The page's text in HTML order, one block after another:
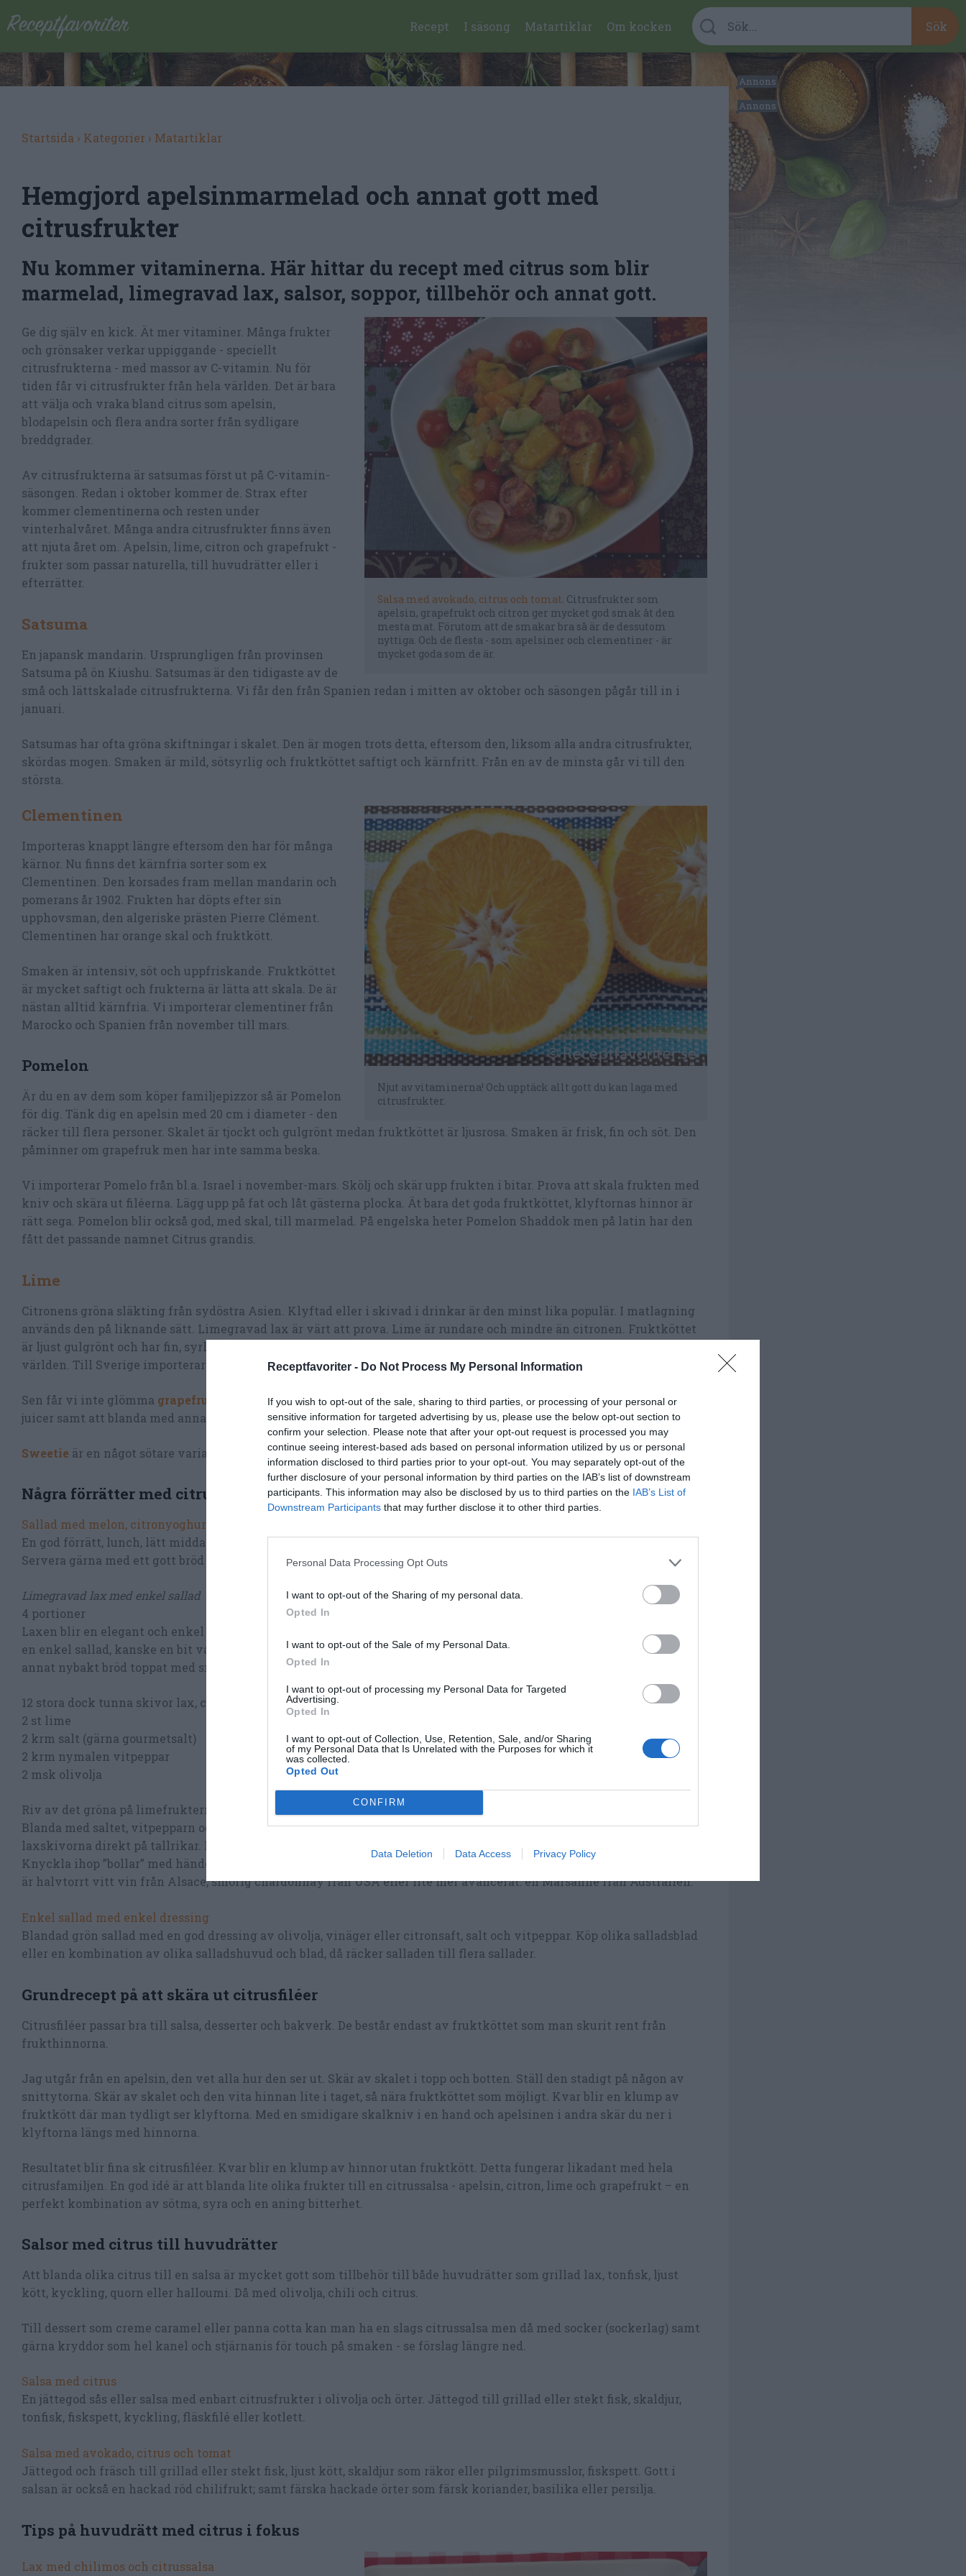
Receptfavoriter - Do Not Process My Personal Information
If you wish to opt-out of the sale, sharing to third parties, or processing of your personal or
sensitive information for targeted advertising by us, please use the below opt-out section to
confirm your selection. Please note that after your opt-out request is processed you may
continue seeing interest-based ads based on personal information utilized by us or personal
information disclosed to third parties prior to your opt-out. You may separately opt-out of the
further disclosure of your personal information by third parties on the IAB’s list of downstream
participants. This information may also be disclosed by us to third parties on the IAB’s List of
Downstream Participants that may further disclose it to other third parties.
Personal Data Processing Opt Outs
I want to opt-out of the Sharing of my personal data.
Opted In
I want to opt-out of the Sale of my Personal Data.
Opted In
I want to opt-out of processing my Personal Data for Targeted
Advertising.
Opted In
I want to opt-out of Collection, Use, Retention, Sale, and/or Sharing
of my Personal Data that Is Unrelated with the Purposes for which it
was collected.
Opted Out
CONFIRM
Data Deletion Data Access Privacy Policy
Recept I säsong Matartiklar Om kocken
Startsida › Kategorier › Matartiklar
Hemgjord apelsinmarmelad och annat gott med
citrusfrukter
Nu kommer vitaminerna. Här hittar du recept med citrus som blir
marmelad, limegravad lax, salsor, soppor, tillbehör och annat gott.
Salsa med avokado, citrus och tomat . Citrusfrukter som
apelsin, grapefrukt och citron ger mycket god smak åt den
mesta mat. Förutom att de smakar bra så är de dessutom
nyttiga. Och de flesta - som apelsiner och clementiner - är
mycket goda som de är.
Ge dig själv en kick. Ät mer vitaminer. Många frukter
och grönsaker verkar uppiggande - speciellt
citrusfrukterna - med massor av C-vitamin. Nu för
tiden får vi citrusfrukter från hela världen. Det är bara
att välja och vraka bland citrus som apelsin,
blodapelsin och flera andra sorter från sydligare
breddgrader.
Av citrusfrukterna är satsumas först ut på C-vitamin-
säsongen. Redan i oktober kommer de. Strax efter
kommer clementinerna och resten under
vinterhalvåret. Många andra citrusfrukter finns även
att njuta året om. Apelsin, lime, citron och grapefrukt -
frukter som passar naturella, till huvudrätter eller i
efterrätter.
Satsuma
En japansk mandarin. Ursprungligen från provinsen
Satsuma på ön Kiushu. Satsumas är den tidigaste av de
små och lättskalade citrusfrukterna. Vi får den från Spanien redan i mitten av oktober och säsongen pågår till in i
januari.
Satsumas har ofta gröna skiftningar i skalet. Den är mogen trots detta, eftersom den, liksom alla andra citrusfrukter,
skördas mogen. Smaken är mild, sötsyrlig och fruktköttet saftigt och kärnfritt. Från en av de minsta går vi till den
största.
Njut av vitaminerna! Och upptäck allt gott du kan laga med
citrusfrukter.
Clementinen
Importeras knappt längre eftersom den har för många
kärnor. Nu finns det kärnfria sorter som ex
Clementinen. Den korsades fram mellan mandarin och
pomerans år 1902. Frukten har döpts efter sin
upphovsman, den algeriske prästen Pierre Clément.
Clementinen har orange skal och fruktkött.
Smaken är intensiv, söt och uppfriskande. Fruktköttet
är mycket saftigt och frukterna är lätta att skala. De är
nästan alltid kärnfria. Vi importerar clementiner från
Marocko och Spanien från november till mars.
Pomelon
Är du en av dem som köper familjepizzor så är Pomelon
för dig. Tänk dig en apelsin med 20 cm i diameter - den
räcker till flera personer. Skalet är tjockt och gulgrönt medan fruktköttet är ljusrosa. Smaken är frisk, fin och söt. Den
påminner om grapefruk men har inte samma beska.
Vi importerar Pomelo från bl.a. Israel i november-mars. Skölj och skär upp frukten i bitar. Prova att skala frukten med
kniv och skära ut filéerna. Lägg upp på fat och låt gästerna plocka. Ät bara det goda fruktköttet, klyftornas hinnor är
rätt sega. Pomelon blir också god, med skal, till marmelad. På engelska heter Pomelon Shaddok men på latin har den
fått det passande namnet Citrus grandis.
Lime
Citronens gröna släkting från sydöstra Asien. Klyftad eller i skivad i drinkar är den minst lika populär. I matlagning
används den på liknande sätt. Limegravad lax är värt att prova. Lime är rundare och mindre än citronen. Fruktköttet
är ljust gulgrönt och har fin, syrlig och aromatisk smak. Den växer i tropiska och subtropiska områden över hela
världen. Till Sverige importerar vi lime hela året.
Sen får vi inte glömma grapefrukt
som de flesta känner till. Nyttig och härlig bitter sur smak som passar till drinkar,
juicer samt att blanda med annan citrus för lite mer bitter och fyllig smak som ex.citrussalsa.
Sweetie är en något sötare variant på grapefrukten.
, kyckling, melon, tomat och
- här med krämig matyoghurt och en aning sötma från
honung. Samt salt och peppar förstås.
Några förrätter med citrus:
Sallad med melon, citronyoghurt och kyckling
En god förrätt, lunch, lätt middag eller buffésallad.
Servera gärna med ett gott bröd som baguette.
Limegravad lax med enkel sallad
4 portioner
Laxen blir en elegant och enkel förrätt serverad med
en enkel sallad, kanske en bit varm baguette eller
annat nybakt bröd toppat med smör.
12 stora dock tunna skivor lax, ca 70 g per portion
2 st lime
2 krm salt (gärna gourmetsalt)
2 krm nymalen vitpeppar
2 msk olivolja
Riv av det gröna på limefrukterna och pressa ut saften.
Blanda med saltet, vitpepparn och oljan. Lägg
laxskivorna direkt på tallrikar. Pensla på marinaden och ställ i kylen 20 minuter. Värm bröden. Gör en enkel sallad.
Knyckla ihop ”bollar” med händerna av salladen och lägg på varje laxtallrik. Servera med brödet. Förslag att dricka till
är halvtorrt vitt vin från Alsace, smörig chardonnay från USA eller lite mer avancerat: en Marsanne från Australien.
Enkel sallad med enkel dressing
Blandad grön sallad med en god dressing av olivolja, vinäger eller citronsaft, salt och vitpeppar. Köp olika salladsblad
eller en kombination av olika salladshuvud och blad, då räcker salladen till flera sallader.
Grundrecept på att skära ut citrusfiléer
Citrusfiléer passar bra till salsa, desserter och bakverk. De består endast av fruktköttet som man skurit rent från
frukthinnorna.
Jag utgår från en apelsin, den vet alla hur den ser ut. Skär av skalet i topp och botten. Ställ den stadigt på någon av
snittytorna. Skär av skalet och den vita hinnan lite i taget, så nära fruktköttet som möjligt. Kvar blir en klump av
fruktkött där man tydligt ser klyftorna. Med en smidigare skalkniv i en hand och apelsinen i andra skär du ner i
klyftorna längs med hinnorna.
Resultatet blir fina sk citrusfiléer. Kvar blir en klump av hinnor utan fruktkött. Detta fungerar likadant med hela
citrusfamiljen. En god idé är att blanda lite olika frukter till en citrussalsa - apelsin, citron, lime och grapefrukt – en
perfekt kombination av sötma, syra och en aning bitterhet.
Salsor med citrus till huvudrätter
Att blanda olika citrus till en salsa är mycket gott som tillbehör till både huvudrätter som grillad lax, tonfisk, ljust
kött, kyckling, quorn eller halloumi. Då med olivolja, chili och citrus.
Till dessert som creme caramel eller panna cotta kan man ha en slags citrussalsa men då med socker (sockerlag) samt
gärna kryddor som hel kanel och stjärnanis för touch på smaken - se förslag längre ned.
Salsa med citrus
En jättegod sås eller salsa med enbart citrusfrukter i olivolja och örter. Jättegod till grillad eller stekt fisk, skaldjur,
tonfisk, fiskspett, kyckling, fläskfilé eller kotlett.
Salsa med avokado, citrus och tomat
Jättegod och fräsch till grillad eller stekt fisk, ljust kött, skaldjur som räkor eller pilgrimsmusslor, fiskspett. Gott i
salsan är också en hackad röd chilifrukt; samt färska hackade örter som färsk koriander, basilika eller persilja.
Tips på huvudrätt med citrus i fokus
Lax med chilimos och citrussalsa